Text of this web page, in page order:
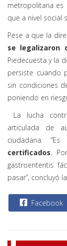
metropolitana es
que a nivel social
Pese a que la
se legalizaron
Piedecuesta y la
persiste cuando
sin condiciones
poniendo en
La lucha
articulada de
ciudadana.
certificados.
gastroenteritis
pasar”, concluyó
Facebook